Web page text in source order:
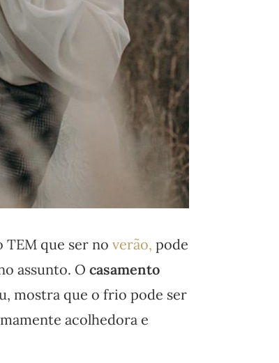
TEM que ser no verão, pode
assunto. O casamento
mostra que o frio pode ser
acolhedora e